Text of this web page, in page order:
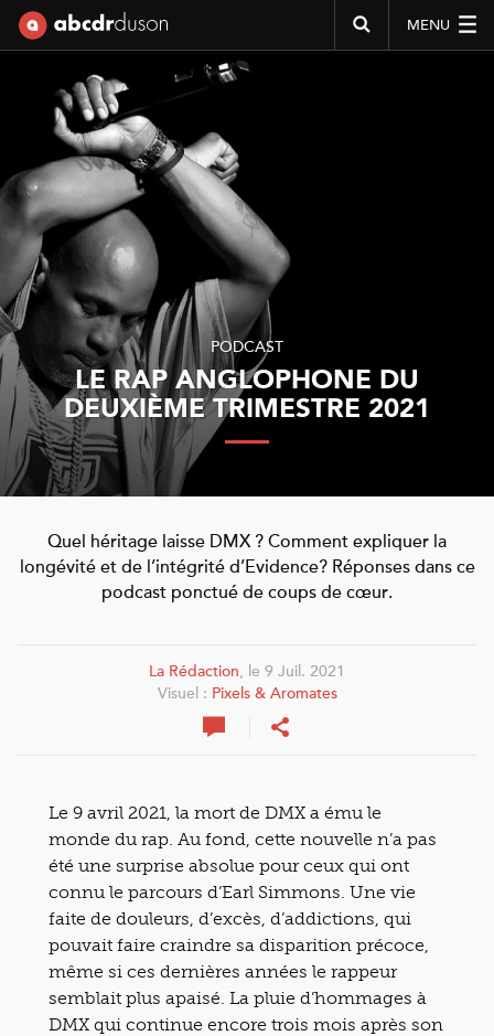
MENU
PODCAST
LE RAP ANGLOPHONE DU
DEUXIÈME TRIMESTRE 2021
Quel héritage laisse DMX ? Comment expliquer la
longévité et de l’intégrité d’Evidence? Réponses dans ce
podcast ponctué de coups de cœur.
La Rédaction, le 9 Juil. 2021
Visuel : Pixels & Aromates
Le 9 avril 2021, la mort de DMX a ému le
monde du rap. Au fond, cette nouvelle n’a pas
été une surprise absolue pour ceux qui ont
connu le parcours d’Earl Simmons. Une vie
faite de douleurs, d’excès, d’addictions, qui
pouvait faire craindre sa disparition précoce,
même si ces dernières années le rappeur
semblait plus apaisé. La pluie d’hommages à
DMX qui continue encore trois mois après son